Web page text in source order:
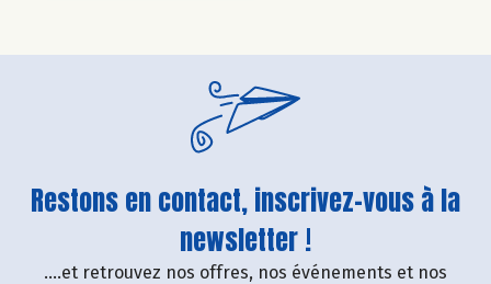
Restons en contact, inscrivez-vous à la
newsletter !
....et retrouvez nos offres, nos événements et nos